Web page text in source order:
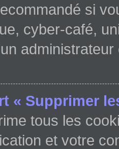
si
cyber-café,
« Supprimer
tous les
et votre